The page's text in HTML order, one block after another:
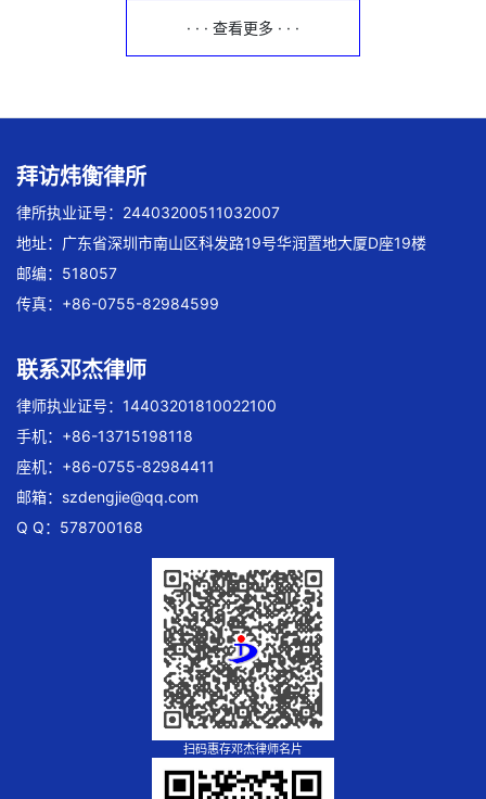
· · · 查看更多 · · ·
拜访炜衡律所
律所执业证号：24403200511032007
地址：广东省深圳市南山区科发路19号华润置地大厦D座19楼
邮编：518057
传真：+86-0755-82984599
联系邓杰律师
律师执业证号：14403201810022100
手机：+86-13715198118
座机：+86-0755-82984411
邮箱： szdengjie@qq.com
Q Q：578700168
扫码惠存邓杰律师名片